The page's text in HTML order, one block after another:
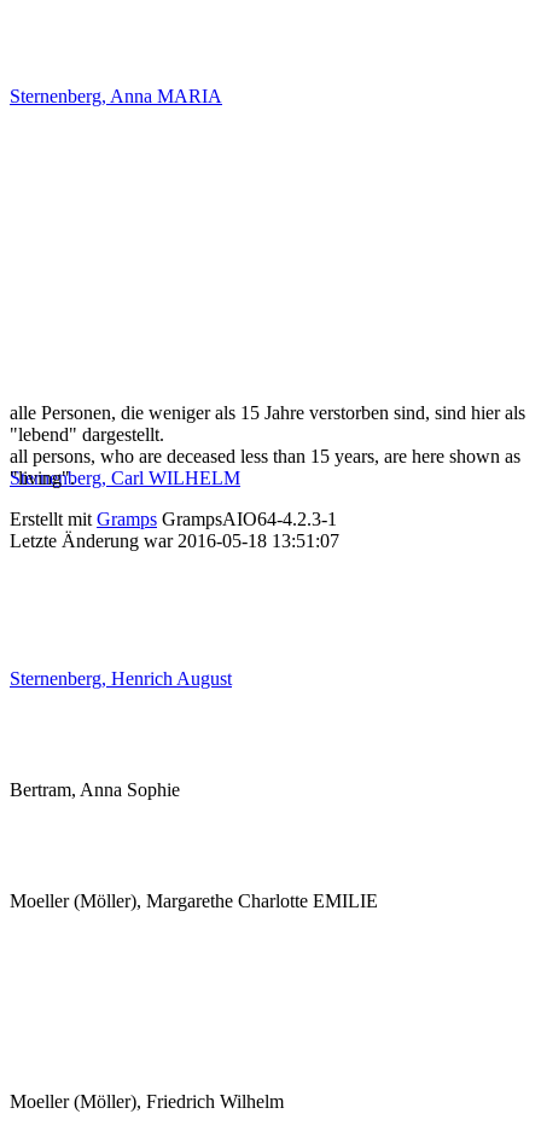
Sternenberg, Anna MARIA
Sternenberg, Carl WILHELM
Sternenberg, Henrich August
Bertram, Anna Sophie
Moeller (Möller), Margarethe Charlotte EMILIE
Moeller (Möller), Friedrich Wilhelm
alle Personen, die weniger als 15 Jahre verstorben sind, sind hier als
"lebend" dargestellt.
all persons, who are deceased less than 15 years, are here shown as
"living".
Erstellt mit Gramps GrampsAIO64-4.2.3-1
Letzte Änderung war 2016-05-18 13:51:07